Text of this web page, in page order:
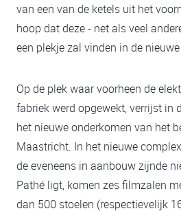
van een van de ketels uit het
hoop dat deze - net als veel
een plekje zal vinden in de
Op de plek waar voorheen de
fabriek werd opgewekt, verrijst in
het nieuwe onderkomen van het
Maastricht. In het nieuwe
de eveneens in aanbouw zijnde
Pathé ligt, komen zes filmzalen
dan 500 stoelen (respectievelijk